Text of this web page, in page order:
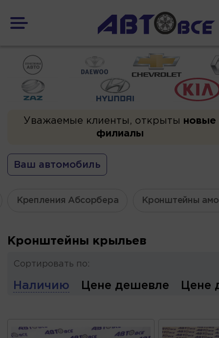
Уважаемые клиенты, открыты новые
филиалы
Ваш автомобиль
Крепления Абсорбера Кронштейны
Кронштейны крыльев
Сортировать по:
Наличию Цене дешевле Цене